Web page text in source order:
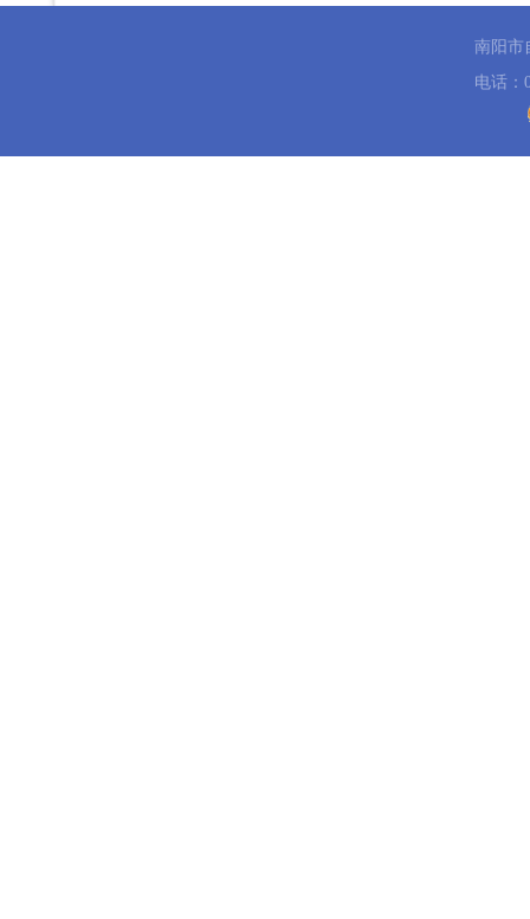
参照我市县区目前处置流程进行了
“非法采矿”“违规
南阳市
电话：